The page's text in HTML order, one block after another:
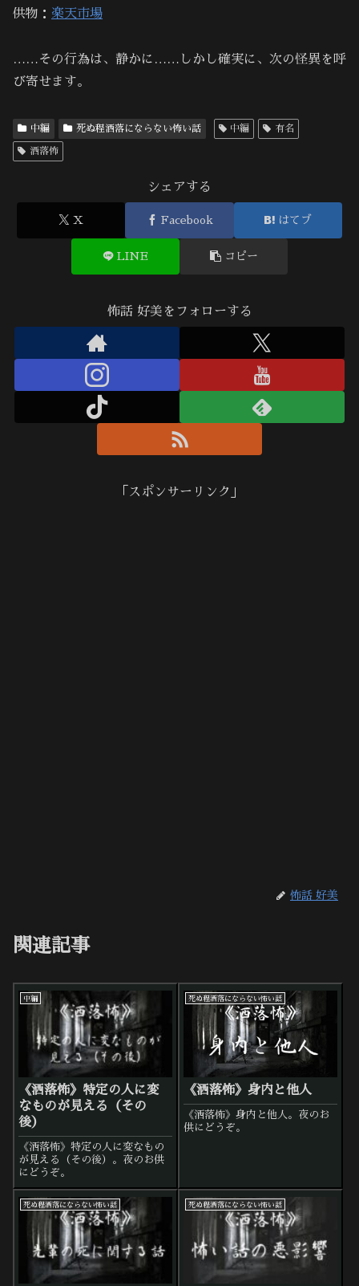
供物： 楽天市場
……その行為は、静かに……しかし確実に、次の怪異を呼
び寄せます。
中編 死ぬ程洒落にならない怖い話 中編 有名
洒落怖
シェアする
X Facebook はてブ
LINE コピー
怖話 好美をフォローする
「スポンサーリンク」
怖話 好美
関連記事
中編
《洒落怖》特定の人に変
なものが見える（その
後）
《洒落怖》特定の人に変なもの
が見える（その後）。夜のお供
にどうぞ。
死ぬ程洒落にならない怖い話
《洒落怖》身内と他人
《洒落怖》身内と他人。夜のお
供にどうぞ。
死ぬ程洒落にならない怖い話 死ぬ程洒落にならない怖い話